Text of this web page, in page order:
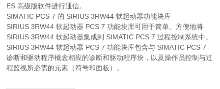
ES 高级版软件进行通信。
SIMATIC PCS 7 的 SIRIUS 3RW44 软起动器功能块库
SIRIUS 3RW44 软起动器 PCS 7 功能块库可用于简单、方便地将
SIRIUS 3RW44 软起动器集成到 SIMATIC PCS 7 过程控制系统中。
SIRIUS 3RW44 软起动器 PCS 7 功能块库包含与 SIMATIC PCS 7
诊断和驱动程序概念相应的诊断和驱动程序块，以及操作员控制与过
程监视所必需的元素（符号和面板）。